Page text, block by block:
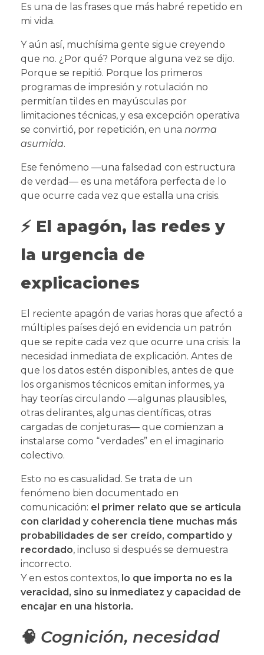
Es una de las frases que más habré repetido en
mi vida.
Y aún así, muchísima gente sigue creyendo
que no. ¿Por qué? Porque alguna vez se dijo.
Porque se repitió. Porque los primeros
programas de impresión y rotulación no
permitían tildes en mayúsculas por
limitaciones técnicas, y esa excepción operativa
se convirtió, por repetición, en una norma
asumida.
Ese fenómeno —una falsedad con estructura
de verdad— es una metáfora perfecta de lo
que ocurre cada vez que estalla una crisis.
⚡ El apagón, las redes y
la urgencia de
explicaciones
El reciente apagón de varias horas que afectó a
múltiples países dejó en evidencia un patrón
que se repite cada vez que ocurre una crisis: la
necesidad inmediata de explicación. Antes de
que los datos estén disponibles, antes de que
los organismos técnicos emitan informes, ya
hay teorías circulando —algunas plausibles,
otras delirantes, algunas científicas, otras
cargadas de conjeturas— que comienzan a
instalarse como “verdades” en el imaginario
colectivo.
Esto no es casualidad. Se trata de un
fenómeno bien documentado en
comunicación: el primer relato que se articula
con claridad y coherencia tiene muchas más
probabilidades de ser creído, compartido y
recordado, incluso si después se demuestra
incorrecto.
Y en estos contextos, lo que importa no es la
veracidad, sino su inmediatez y capacidad de
encajar en una historia.
🧠 Cognición, necesidad